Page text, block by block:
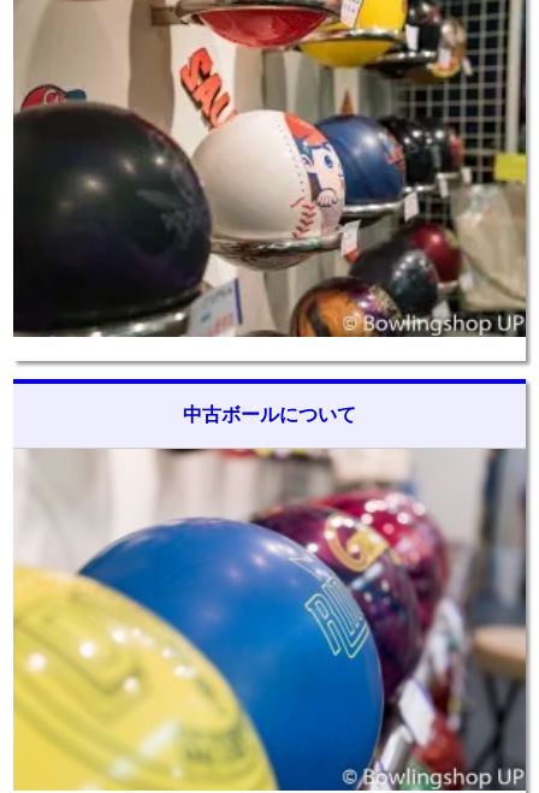
中古ボールについて